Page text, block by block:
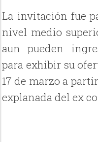
La invitación fue
nivel medio
aun pueden
para exhibir su
17 de marzo a
explanada del ex